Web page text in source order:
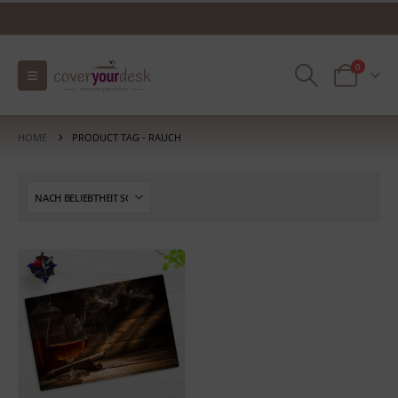
0
HOME PRODUCT TAG - RAUCH